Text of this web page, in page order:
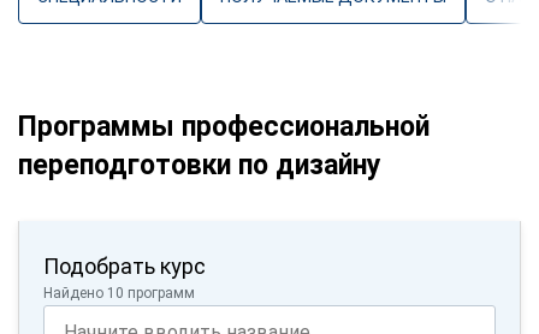
Программы профессиональной
переподготовки по дизайну
Подобрать курс
Найдено 10 программ